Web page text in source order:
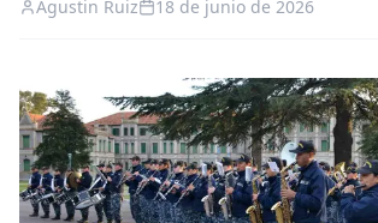
Agustin Ruiz 18 de junio de 2026